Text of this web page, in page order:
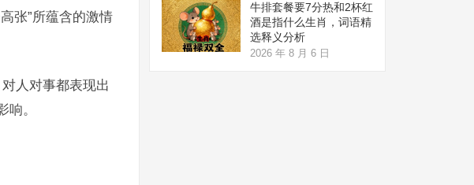
张”所蕴含的激情
人对事都表现出
响。
牛排套餐要7分热和2杯红
酒是指什么生肖，词语精
选释义分析
2026 年 8 月 6 日